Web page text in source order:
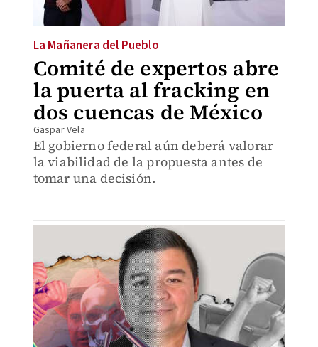
Comité de expertos abre
la puerta al fracking en
dos cuencas de México
La Mañanera del Pueblo
Gaspar Vela
El gobierno federal aún deberá valorar
la viabilidad de la propuesta antes de
tomar una decisión.